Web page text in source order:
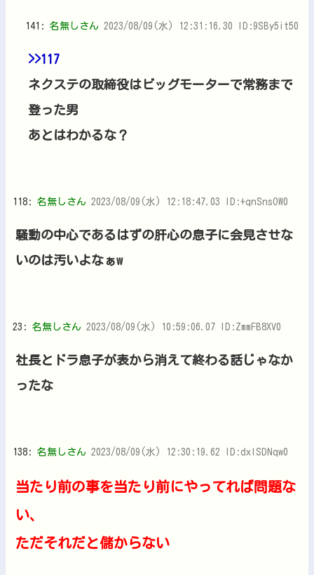
141: 名無しさん 2023/08/09(水) 12:31:16.30 ID:9SBy5it50
>>117
ネクステの取締役はビッグモーターで常務まで
登った男
あとはわかるな？
118: 名無しさん 2023/08/09(水) 12:18:47.03 ID:+qnSnsOW0
騒動の中心であるはずの肝心の息子に会見させな
いのは汚いよなぁw
23: 名無しさん 2023/08/09(水) 10:59:06.07 ID:ZmmFB8XV0
社長とドラ息子が表から消えて終わる話じゃなか
ったな
138: 名無しさん 2023/08/09(水) 12:30:19.62 ID:dxlSDNqw0
当たり前の事を当たり前にやってれば問題な
い、
ただそれだと儲からない